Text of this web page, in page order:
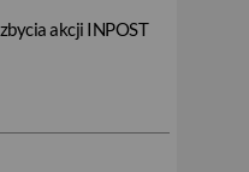
akcji INPOST